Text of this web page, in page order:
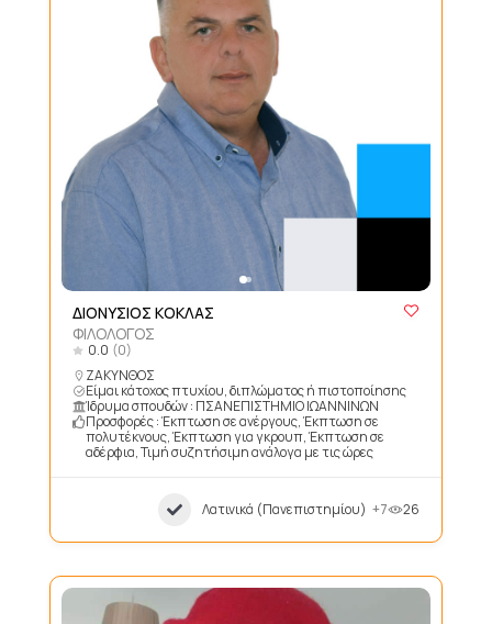
ΔΙΟΝΥΣΙΟΣ ΚΟΚΛΑΣ
ΦΙΛΟΛΟΓΟΣ
0.0 (0)
ΖΑΚΥΝΘΟΣ
Είμαι κάτοχος πτυχίου, διπλώματος ή πιστοποίησης
Ίδρυμα σπουδών : ΠΣΑΝΕΠΙΣΤΗΜΙΟ ΙΩΑΝΝΙΝΩΝ
Προσφορές : Έκπτωση σε ανέργους, Έκπτωση σε
πολυτέκνους, Έκπτωση για γκρουπ, Έκπτωση σε
αδέρφια, Τιμή συζητήσιμη ανάλογα με τις ώρες
Λατινικά (Πανεπιστημίου) +7 26